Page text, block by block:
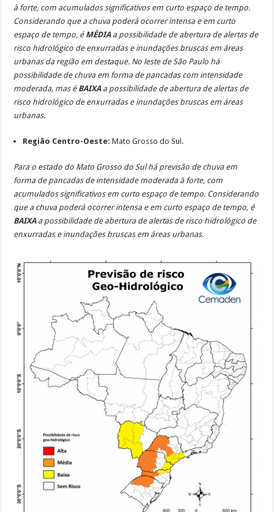
à forte, com acumulados significativos em curto espaço de tempo.
Considerando que a chuva poderá ocorrer intensa e em curto
espaço de tempo, é MÉDIA a possibilidade de abertura de alertas de
risco hidrológico de enxurradas e inundações bruscas em áreas
urbanas da região em destaque. No leste de São Paulo há
possibilidade de chuva em forma de pancadas com intensidade
moderada, mas é BAIXA a possibilidade de abertura de alertas de
risco hidrológico de enxurradas e inundações bruscas em áreas
urbanas.
Região Centro-Oeste:Mato Grosso do Sul.
Para o estado do Mato Grosso do Sul há previsão de chuva em
forma de pancadas de intensidade moderada à forte, com
acumulados significativos em curto espaço de tempo. Considerando
que a chuva poderá ocorrer intensa e em curto espaço de tempo, é
BAIXA a possibilidade de abertura de alertas de risco hidrológico de
enxurradas e inundações bruscas em áreas urbanas.